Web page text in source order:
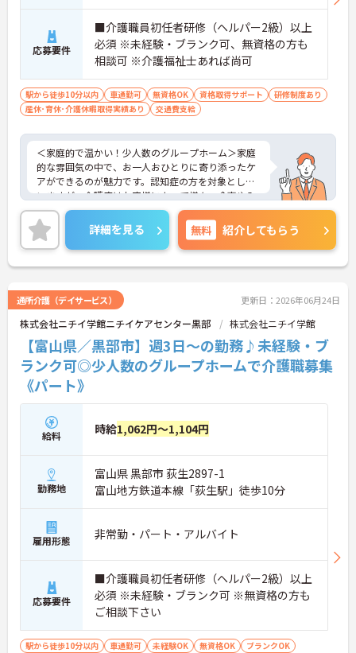
応募要件
■介護職員初任者研修（ヘルパー2級）以上
必須 ※未経験・ブランク可、無資格の方も
相談可 ※介護福祉士あれば尚可
駅から徒歩10分以内 車通勤可 無資格OK 資格取得サポート
研修制度あり
産休･育休･介護休暇取得実績あり
交通費支給
＜家庭的で温かい！少人数のグループホーム＞家庭
的な雰囲気の中で、お一人おひとりに寄り添ったケ
アができるのが魅力です。認知症の方を対象として
いますが、介護度はお客様によって様々。食事や入
浴、排泄などの日常生活を支援しながら、まるで家
族のように温かい時間を共有できます。「流れ作業
ではなく、じっくりと人と向き合いたい」という方
にぴったりの環境です。
＜柔軟な働き方ができる＞プライベートを大切にし
から勤務可能で、働ける時間や日数は相談に乗って
もらえます。また、子ども手当（10～18歳対象）も
用意されており、子育て世代を応援する仕組みが整
っているのも嬉しいポイントです。
詳細を見る 無料 紹介してもらう
通所介護（デイサービス） 更新日：2026年06月24日
株式会社ニチイ学館ニチイケアセンター黒部 株式会社ニチイ学館
【富山県／黒部市】週3日～の勤務♪未経験・ブ
ランク可◎少人数のグループホームで介護職募集
《パート》
給料 時給1,062円～1,104円
勤務地
富山県 黒部市 荻生2897-1
富山地方鉄道本線「荻生駅」徒歩10分
雇用形態 非常勤・パート・アルバイト
応募要件
■介護職員初任者研修（ヘルパー2級）以上
必須 ※未経験・ブランク可 ※無資格の方も
ご相談下さい
駅から徒歩10分以内 車通勤可 未経験OK 無資格OK
ブランクOK